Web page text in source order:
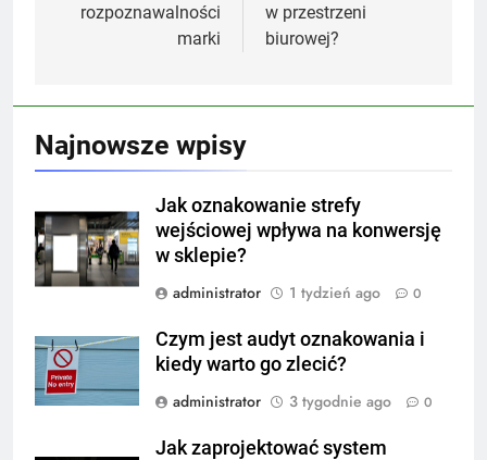
rozpoznawalności
marki
w przestrzeni
biurowej?
Najnowsze wpisy
Jak oznakowanie strefy
wejściowej wpływa na konwersję
w sklepie?
administrator
1 tydzień ago 0
Czym jest audyt oznakowania i
kiedy warto go zlecić?
administrator
3 tygodnie ago 0
Jak zaprojektować system